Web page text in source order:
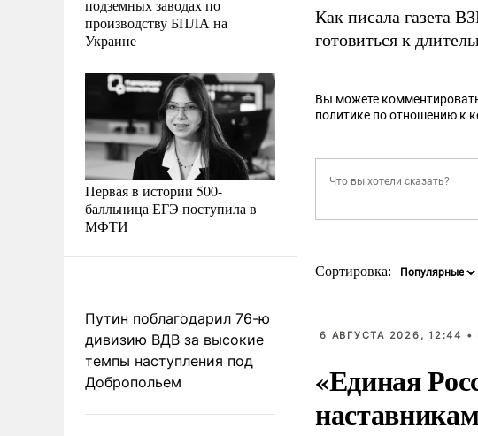
подземных заводах по
производству БПЛА на
Украине
Первая в истории 500-
балльница ЕГЭ поступила в
МФТИ
Путин поблагодарил 76-ю
дивизию ВДВ за высокие
темпы наступления под
Добропольем
Как писала газета
готовиться к
Вы можете
политике по отношению к
Сортировка:
6 АВГУСТА 2026, 12:44 •
«Единая